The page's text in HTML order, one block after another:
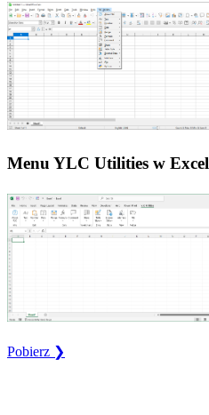
Menu YLC Utilities w Excel
Pobierz ❯